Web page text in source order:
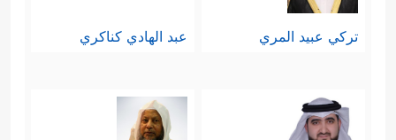
الحياة الدنيا
﴿وَیَوۡمَ تَقُومُ ٱلسَّاعَةُ یَوۡمَىِٕذࣲ یَتَفَرَّقُونَ
رَوۡضَةࣲ یُحۡبَرُونَ
وَأَمَّا ٱلَّذِینَ كَفَرُواْ وَكَذَّبُواْ
تركي عبيد المري عبد الهادي كناكري